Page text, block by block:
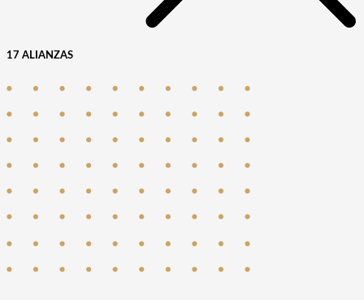
17 ALIANZAS